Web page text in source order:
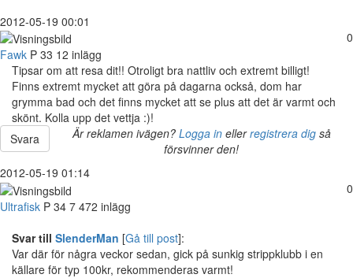
2012-05-19 00:01
0
Fawk P 33 12 inlägg
Tipsar om att resa dit!! Otroligt bra nattliv och extremt billigt!
Finns extremt mycket att göra på dagarna också, dom har
grymma bad och det finns mycket att se plus att det är varmt och
skönt. Kolla upp det vettja :)!
Svara
Är reklamen ivägen? Logga inellerregistrera digså
försvinner den!
2012-05-19 01:14
0
Ultrafisk P 34 7 472 inlägg
Svar till SlenderMan [Gå till post]:
Var där för några veckor sedan, gick på sunkig strippklubb i en
källare för typ 100kr, rekommenderas varmt!